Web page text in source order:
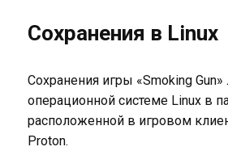
Сохранения в Linux
Сохранения игры «Smoking
операционной системе Linux в
расположенной в игровом
Proton.